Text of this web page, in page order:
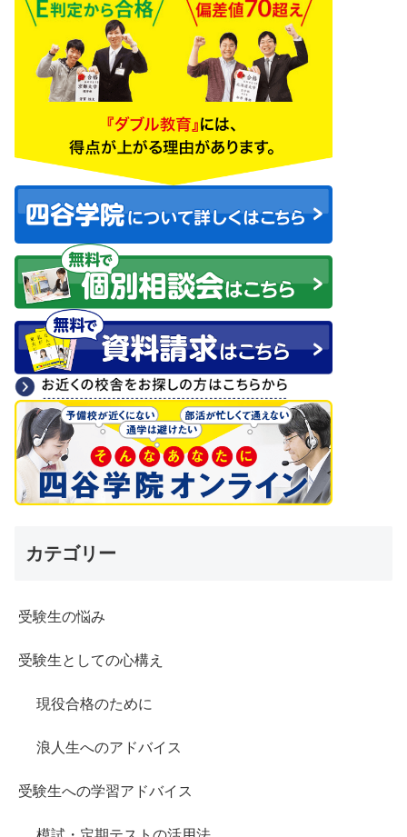
カテゴリー
受験生の悩み
受験生としての心構え
現役合格のために
浪人生へのアドバイス
受験生への学習アドバイス